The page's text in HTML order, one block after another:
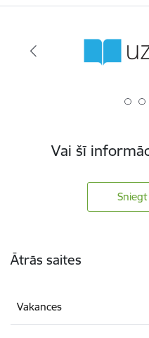
Vai šī
Ātrās saites
Vakances